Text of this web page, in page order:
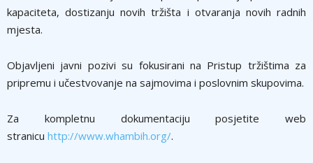
kapaciteta, dostizanju novih tržišta i otvaranja novih radnih
mjesta.
Objavljeni javni pozivi su fokusirani na Pristup tržištima za
pripremu i učestvovanje na sajmovima i poslovnim skupovima.
Za kompletnu dokumentaciju posjetite web
stranicu http://www.whambih.org/.